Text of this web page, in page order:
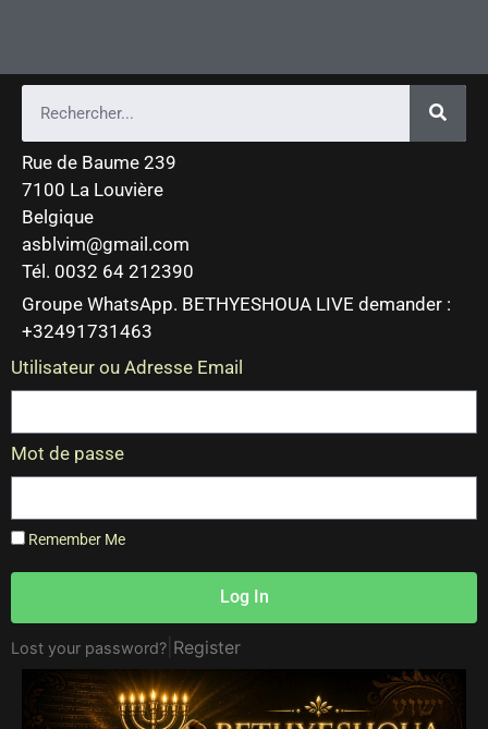
Rue de Baume 239
7100 La Louvière
Belgique
asblvim@gmail.com
Tél. 0032 64 212390
Groupe WhatsApp. BETHYESHOUA LIVE demander :
+32491731463
Utilisateur ou Adresse Email
Mot de passe
Remember Me
Log In
Lost your password? Register